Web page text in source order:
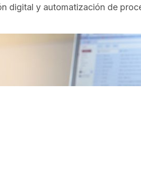
digital y automatización de